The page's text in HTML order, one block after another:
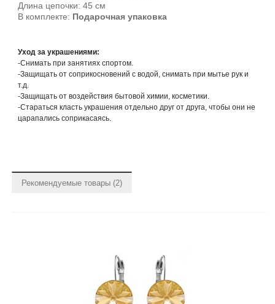
Длина цепочки: 45 см
В комплекте: Подарочная упаковка
Уход за украшениями:
-Снимать при занятиях спортом.
-Защищать от соприкосновений с водой, снимать при мытье рук и
т.д.
-Защищать от воздействия бытовой химии, косметики.
-Стараться класть украшения отдельно друг от друга, чтобы они не
царапались соприкасаясь.
Рекомендуемые товары (2)